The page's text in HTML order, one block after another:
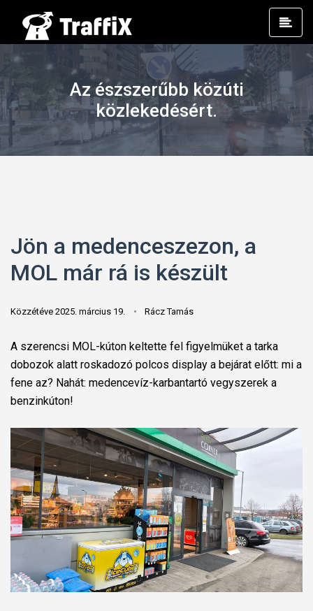
Az észszerűbb közúti
közlekedésért.
Jön a medenceszezon, a
MOL már rá is készült
Közzétéve 2025. március 19. Rácz Tamás
A szerencsi MOL-kúton keltette fel figyelmüket a tarka
dobozok alatt roskadozó polcos display a bejárat előtt: mi a
fene az? Nahát: medencevíz-karbantartó vegyszerek a
benzinkúton!